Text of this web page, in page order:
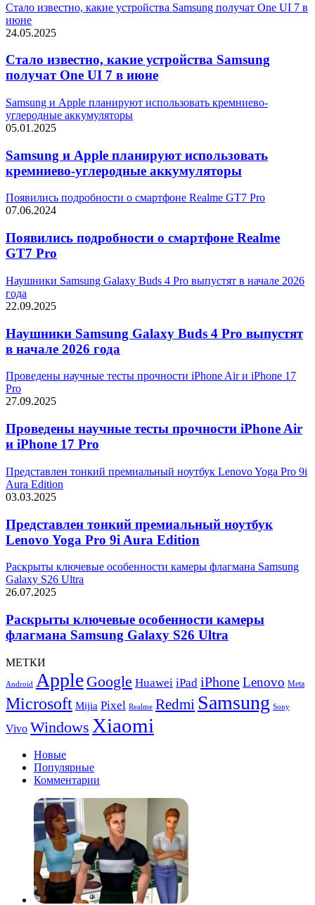
Стало известно, какие устройства Samsung получат One UI 7 в
июне
24.05.2025
Стало известно, какие устройства Samsung
получат One UI 7 в июне
Samsung и Apple планируют использовать кремниево-
углеродные аккумуляторы
05.01.2025
Samsung и Apple планируют использовать
кремниево-углеродные аккумуляторы
Появились подробности о смартфоне Realme GT7 Pro
07.06.2024
Появились подробности о смартфоне Realme
GT7 Pro
Наушники Samsung Galaxy Buds 4 Pro выпустят в начале 2026
года
22.09.2025
Наушники Samsung Galaxy Buds 4 Pro выпустят
в начале 2026 года
Проведены научные тесты прочности iPhone Air и iPhone 17
Pro
27.09.2025
Проведены научные тесты прочности iPhone Air
и iPhone 17 Pro
Представлен тонкий премиальный ноутбук Lenovo Yoga Pro 9i
Aura Edition
03.03.2025
Представлен тонкий премиальный ноутбук
Lenovo Yoga Pro 9i Aura Edition
Раскрыты ключевые особенности камеры флагмана Samsung
Galaxy S26 Ultra
26.07.2025
Раскрыты ключевые особенности камеры
флагмана Samsung Galaxy S26 Ultra
МЕТКИ
Android Apple Google Huawei iPad iPhoneLenovo Meta
Microsoft Mijia Pixel Realme Redmi Samsung Sony
Vivo Windows Xiaomi
Новые
Популярные
Комментарии